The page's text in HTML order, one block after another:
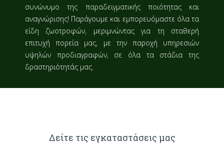
συνώνυμο της παραδειγματικής ποιότητας και
αναγνώρισης! Παράγουμε και εμπορευόμαστε όλα τα
είδη ζωοτροφών, μεριμνώντας για τη σταθερή
επιτυχή πορεία μας, με την παροχή υπηρεσιών
υψηλών προδιαγραφών, σε όλα τα στάδια της
δραστηριότητάς μας.
Δείτε τις εγκαταστάσεις μας